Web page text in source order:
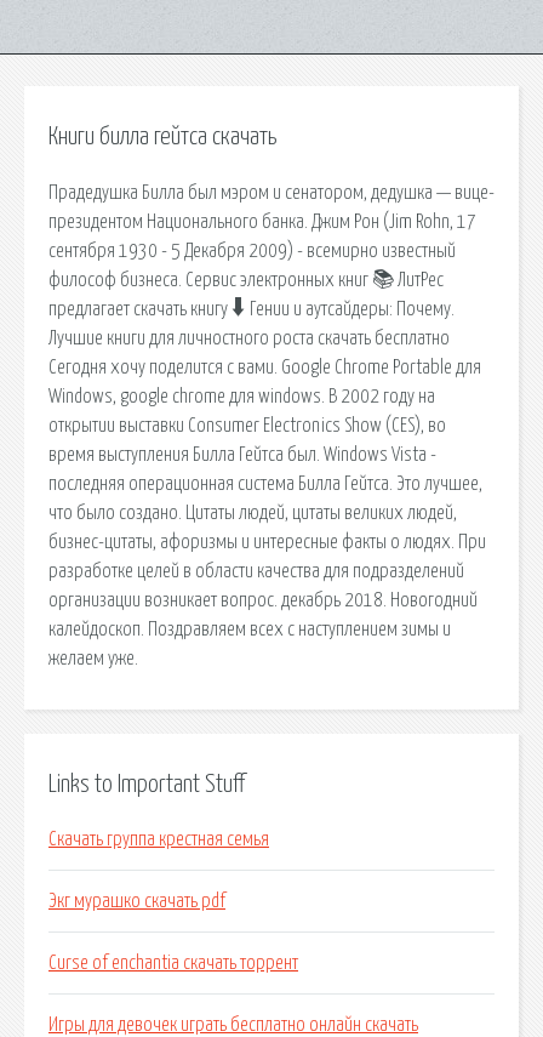
Книги билла гейтса скачать
Прадедушка Билла был мэром и сенатором, дедушка — вице-
президентом Национального банка. Джим Рон (Jim Rohn, 17
сентября 1930 - 5 Декабря 2009) - всемирно известный
философ бизнеса. Сервис электронных книг 📚 ЛитРес
предлагает скачать книгу 🠳 Гении и аутсайдеры: Почему.
Лучшие книги для личностного роста скачать бесплатно
Сегодня хочу поделится с вами. Google Chrome Portable для
Windows, google chrome для windows. В 2002 году на
открытии выставки Consumer Electronics Show (CES), во
время выступления Билла Гейтса был. Windows Vista -
последняя операционная система Билла Гейтса. Это лучшее,
что было создано. Цитаты людей, цитаты великих людей,
бизнес-цитаты, афоризмы и интересные факты о людях. При
разработке целей в области качества для подразделений
организации возникает вопрос. декабрь 2018. Новогодний
калейдоскоп. Поздравляем всех с наступлением зимы и
желаем уже.
Links to Important Stuff
Скачать группа крестная семья
Экг мурашко скачать pdf
Curse of enchantia скачать торрент
Игры для девочек играть бесплатно онлайн скачать